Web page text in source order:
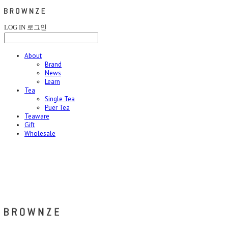
LOG IN 로그인
About
Brand
News
Learn
Tea
Single Tea
Puer Tea
Teaware
Gift
Wholesale